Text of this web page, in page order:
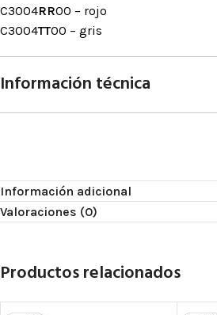
C3004RR00 – rojo
C3004TT00 – gris
Información técnica
Información adicional
Valoraciones (0)
Productos relacionados